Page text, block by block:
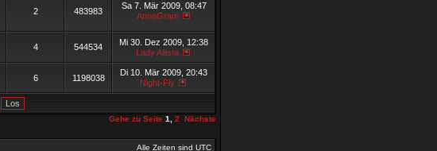
2 483983
Sa 7. Mär 2009, 08:47
AnnaGram
4 544534
Mi 30. Dez 2009, 12:38
Lady Allista
6 1198038
Di 10. Mär 2009, 20:43
Night-Fly
Gehe zu Seite 1 2 Nächste
Alle Zeiten sind UTC